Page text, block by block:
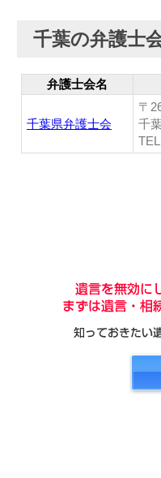
千葉の弁護士
弁護士会名
千葉県弁護士会
〒
千